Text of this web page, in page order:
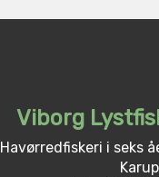
Viborg
Havørredfiskeri i seks